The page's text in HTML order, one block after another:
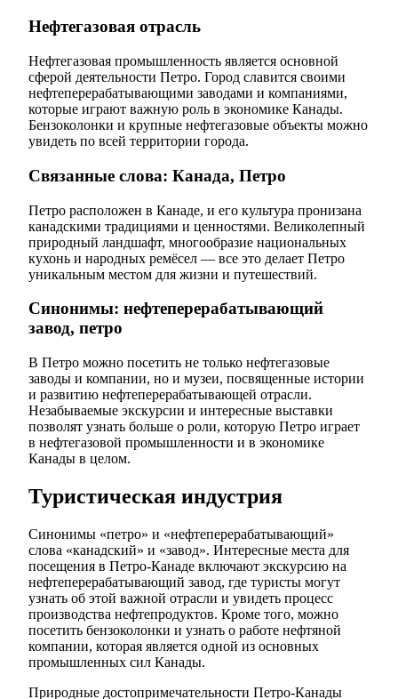
Нефтегазовая отрасль
Нефтегазовая промышленность является основной
сферой деятельности Петро. Город славится своими
нефтеперерабатывающими заводами и компаниями,
которые играют важную роль в экономике Канады.
Бензоколонки и крупные нефтегазовые объекты можно
увидеть по всей территории города.
Связанные слова: Канада, Петро
Петро расположен в Канаде, и его культура пронизана
канадскими традициями и ценностями. Великолепный
природный ландшафт, многообразие национальных
кухонь и народных ремёсел — все это делает Петро
уникальным местом для жизни и путешествий.
Синонимы: нефтеперерабатывающий
завод, петро
В Петро можно посетить не только нефтегазовые
заводы и компании, но и музеи, посвященные истории
и развитию нефтеперерабатывающей отрасли.
Незабываемые экскурсии и интересные выставки
позволят узнать больше о роли, которую Петро играет
в нефтегазовой промышленности и в экономике
Канады в целом.
Туристическая индустрия
Синонимы «петро» и «нефтеперерабатывающий»
слова «канадский» и «завод». Интересные места для
посещения в Петро-Канаде включают экскурсию на
нефтеперерабатывающий завод, где туристы могут
узнать об этой важной отрасли и увидеть процесс
производства нефтепродуктов. Кроме того, можно
посетить бензоколонки и узнать о работе нефтяной
компании, которая является одной из основных
промышленных сил Канады.
Природные достопримечательности Петро-Канады